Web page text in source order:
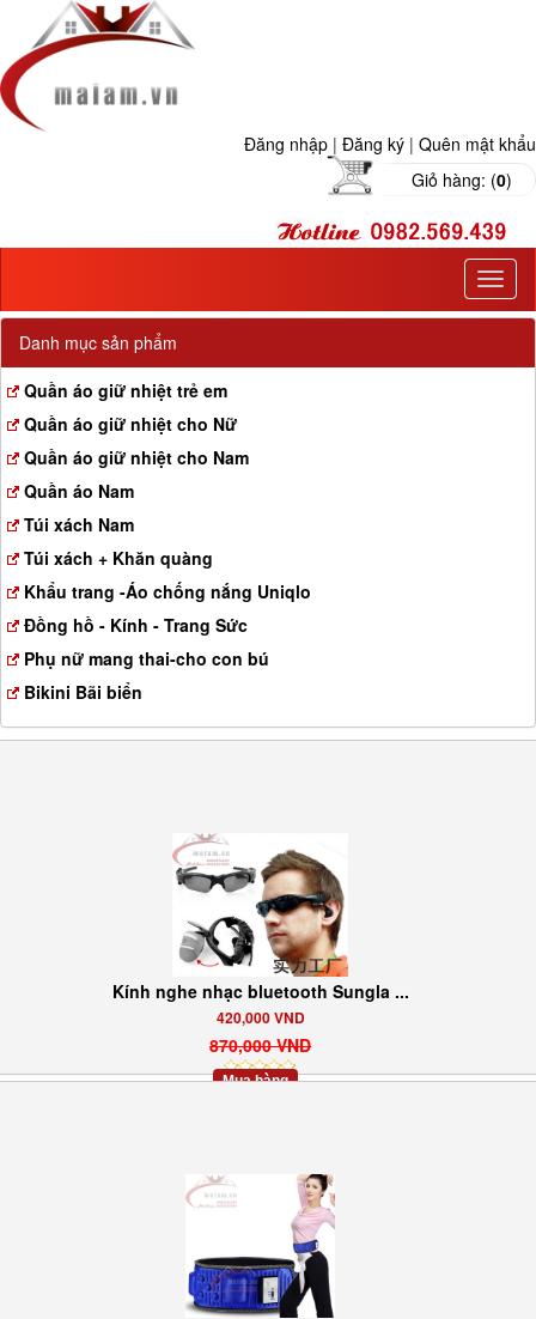
Đăng nhập | Đăng ký | Quên mật khẩu
Giỏ hàng: (0)
T
o
Danh mục sản phẩm
Quần áo giữ nhiệt trẻ em
Quần áo giữ nhiệt cho Nữ
Quần áo giữ nhiệt cho Nam
Quần áo Nam
Túi xách Nam
Túi xách + Khăn quàng
Khẩu trang -Áo chống nắng Uniqlo
Đồng hồ - Kính - Trang Sức
Phụ nữ mang thai-cho con bú
Bikini Bãi biển
Kính nghe nhạc bluetooth Sungla ...
420,000 VND
870,000 VND
Mua hàng